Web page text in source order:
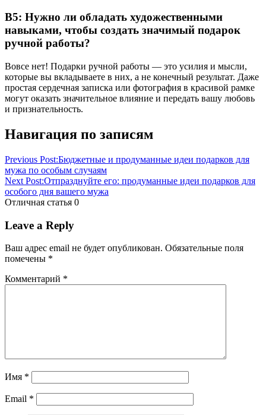
В5: Нужно ли обладать художественными
навыками, чтобы создать значимый подарок
ручной работы?
Вовсе нет! Подарки ручной работы — это усилия и мысли,
которые вы вкладываете в них, а не конечный результат. Даже
простая сердечная записка или фотография в красивой рамке
могут оказать значительное влияние и передать вашу любовь
и признательность.
Навигация по записям
Previous Post:Бюджетные и продуманные идеи подарков для
мужа по особым случаям
Next Post:Отпразднуйте его: продуманные идеи подарков для
особого дня вашего мужа
Отличная статья 0
Leave a Reply
Ваш адрес email не будет опубликован. Обязательные поля
помечены *
Комментарий *
Имя *
Email *